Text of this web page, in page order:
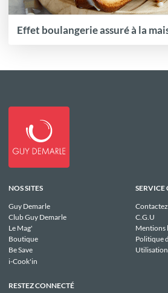
Effet boulangerie assuré à la
NOS SITES
Guy Demarle
Club Guy Demarle
Le Mag'
Boutique
Be Save
i-Cook'in
SERVICE
C.G.U
Mentions
Politique
RESTEZ CONNECTÉ